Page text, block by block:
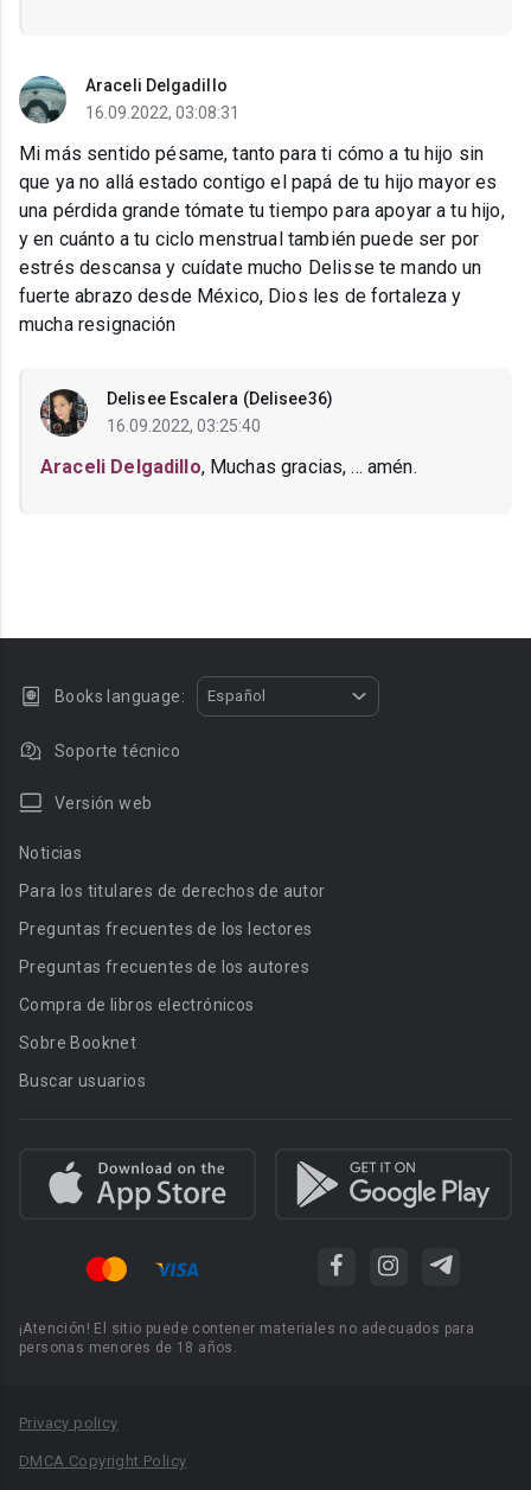
Araceli Delgadillo
16.09.2022, 03:08:31
Mi más sentido pésame, tanto para ti cómo a tu hijo sin
que ya no allá estado contigo el papá de tu hijo mayor es
una pérdida grande tómate tu tiempo para apoyar a tu hijo,
y en cuánto a tu ciclo menstrual también puede ser por
estrés descansa y cuídate mucho Delisse te mando un
fuerte abrazo desde México, Dios les de fortaleza y
mucha resignación
Delisee Escalera (Delisee36)
16.09.2022, 03:25:40
Araceli Delgadillo, Muchas gracias, ... amén.
Books language: Español
Soporte técnico
Versión web
Noticias
Para los titulares de derechos de autor
Preguntas frecuentes de los lectores
Preguntas frecuentes de los autores
Compra de libros electrónicos
Sobre Booknet
Buscar usuarios
¡Atención! El sitio puede contener materiales no adecuados para
personas menores de 18 años.
Privacy policy
DMCA Copyright Policy